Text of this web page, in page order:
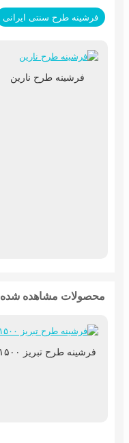
فرشینه طرح سنتی ایرانی
فرشینه طرح نارین
محصولات مشاهده شده
فرشینه طرح تبریز ۱۵۰۰